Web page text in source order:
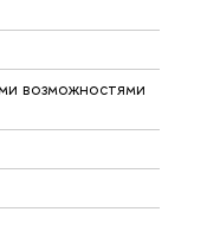
возможностями